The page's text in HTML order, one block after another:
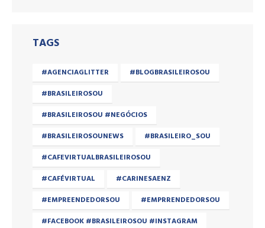
TAGS
#AGENCIAGLITTER
#BLOGBRASILEIROSOU
#BRASILEIROSOU
#BRASILEIROSOU #NEGÓCIOS
#BRASILEIROSOUNEWS
#BRASILEIRO_SOU
#CAFEVIRTUALBRASILEIROSOU
#CAFÉVIRTUAL
#CARINESAENZ
#EMPREENDEDORSOU
#EMPRRENDEDORSOU
#FACEBOOK #BRASILEIROSOU #INSTAGRAM